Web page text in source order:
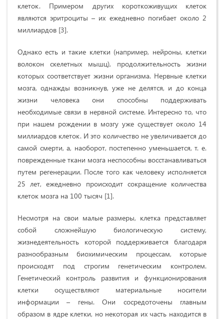
клеток. Примером других короткоживущих клеток
являются эритроциты – их ежедневно погибает около 2
миллиардов [3].
Однако есть и такие клетки (например, нейроны, клетки
волокон скелетных мышц), продолжительность жизни
которых соответствует жизни организма. Нервные клетки
мозга, однажды возникнув, уже не делятся, и до конца
жизни человека они способны поддерживать
необходимые связи в нервной системе. Интересно то, что
при нашем рождении в мозгу уже существует около 14
миллиардов клеток. И это количество не увеличивается до
самой смерти, а, наоборот, постепенно уменьшается, т. е.
поврежденные ткани мозга неспособны восстанавливаться
путем регенерации. После того как человеку исполняется
25 лет, ежедневно происходит сокращение количества
клеток мозга на 100 тысяч [1].
Несмотря на свои малые размеры, клетка представляет
собой сложнейшую биологическую систему,
жизнедеятельность которой поддерживается благодаря
разнообразным биохимическим процессам, которые
происходят под строгим генетическим контролем.
Генетический контроль развития и функционирования
клетки осуществляют материальные носители
информации – гены. Они сосредоточены главным
образом в ядре клетки, но некоторая их часть находится в